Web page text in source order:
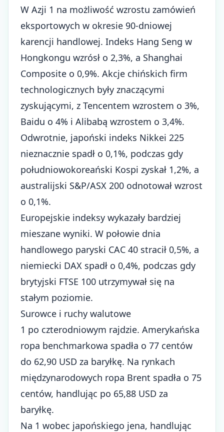
W Azji 1 na możliwość wzrostu zamówień
eksportowych w okresie 90-dniowej
karencji handlowej. Indeks Hang Seng w
Hongkongu wzrósł o 2,3%, a Shanghai
Composite o 0,9%. Akcje chińskich firm
technologicznych były znaczącymi
zyskującymi, z Tencentem wzrostem o 3%,
Baidu o 4% i Alibabą wzrostem o 3,4%.
Odwrotnie, japoński indeks Nikkei 225
nieznacznie spadł o 0,1%, podczas gdy
południowokoreański Kospi zyskał 1,2%, a
australijski S&P/ASX 200 odnotował wzrost
o 0,1%.
Europejskie indeksy wykazały bardziej
mieszane wyniki. W połowie dnia
handlowego paryski CAC 40 stracił 0,5%, a
niemiecki DAX spadł o 0,4%, podczas gdy
brytyjski FTSE 100 utrzymywał się na
stałym poziomie.
Surowce i ruchy walutowe
1 po czterodniowym rajdzie. Amerykańska
ropa benchmarkowa spadła o 77 centów
do 62,90 USD za baryłkę. Na rynkach
międzynarodowych ropa Brent spadła o 75
centów, handlując po 65,88 USD za
baryłkę.
Na 1 wobec japońskiego jena, handlując